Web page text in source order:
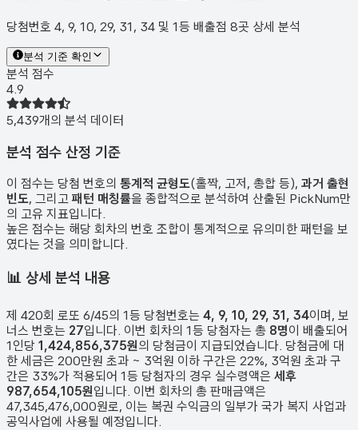
당첨번호 4, 9, 10, 29, 31, 34 및 1등 배출점 8곳 상세 분석
분석 기준 확인
분석 점수
4.9
5,439개의 분석 데이터
분석 점수 산정 기준
이 점수는 당첨 번호의 통계적 균형도(홀짝, 고저, 총합 등), 과거 출현
빈도, 그리고 패턴 매칭률을 종합적으로 분석하여 산출된 PickNum만
의 고유 지표입니다.
높은 점수는 해당 회차의 번호 조합이 통계적으로 유의미한 패턴을 보
였다는 것을 의미합니다.
📊 상세 분석 내용
제 420회 로또 6/45의 1등 당첨번호는 4, 9, 10, 29, 31, 34이며, 보
너스 번호는 27입니다. 이번 회차의 1등 당첨자는 총 8명이 배출되어
1인당 1,424,856,375원의 당첨금이 지급되었습니다. 당첨금에 대
한 세금은 200만원 초과 ~ 3억원 이하 구간은 22%, 3억원 초과 구
간은 33%가 적용되어 1등 당첨자의 경우 실수령액은 세후
987,654,105원입니다. 이번 회차의 총 판매금액은
47,345,476,000원로, 이는 복권 수익금의 일부가 국가 복지 사업과
공익사업에 사용될 예정입니다.